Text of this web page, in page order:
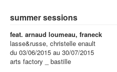
summer sessions
feat. arnaud loumeau, franeck
lasse&russe, christelle enault
du 03/06/2015 au 30/07/2015
arts factory _ bastille